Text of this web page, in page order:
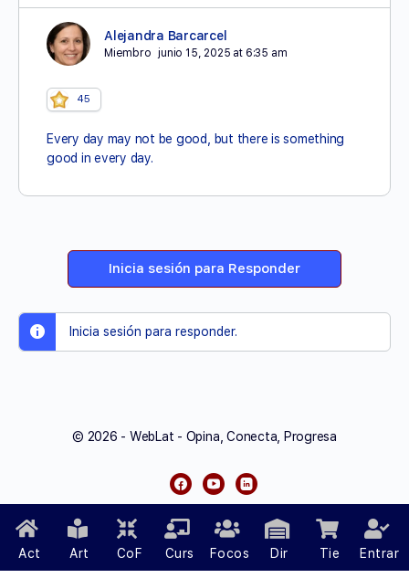
Alejandra Barcarcel
Miembro junio 15, 2025 at 6:35 am
45
Every day may not be good, but there is something
good in every day.
Inicia sesión para Responder
Inicia sesión para responder.
© 2026 - WebLat - Opina, Conecta, Progresa
Act Art CoF Curs Focos Dir Tie Entrar